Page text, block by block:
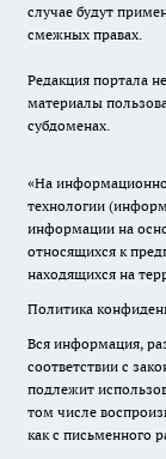
случае будут
смежных правах.
Редакция портала
материалы
субдоменах.
«На
технологии
информации на
относящихся к
находящихся на
Политика
Вся информация,
соответствии с
подлежит
том числе
как с письменного